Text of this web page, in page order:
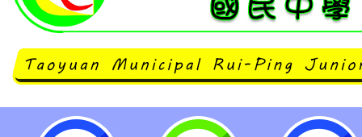
清華大學114年度「高級中等以下